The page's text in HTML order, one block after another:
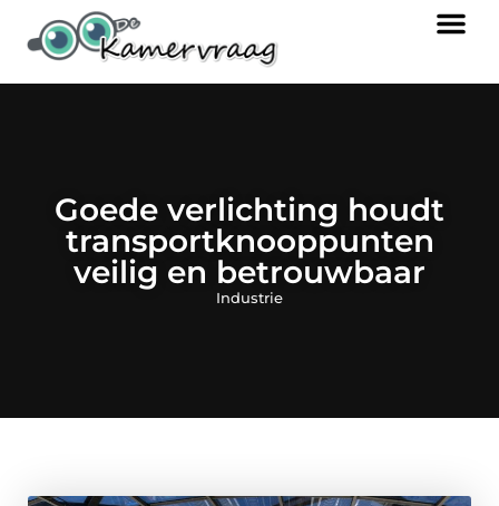
Goede verlichting houdt
transportknooppunten
veilig en betrouwbaar
Industrie